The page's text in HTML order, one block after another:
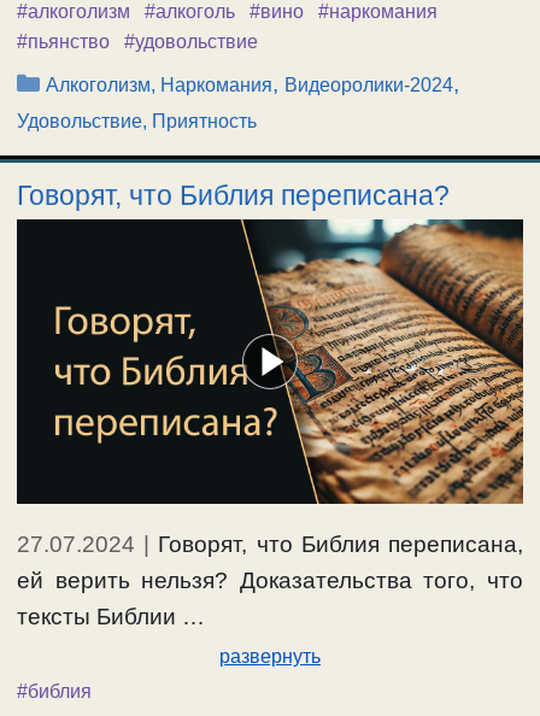
#алкоголизм
#алкоголь #вино
#наркомания
#пьянство
#удовольствие
Рубрики
Алкоголизм, Наркомания, Видеоролики-2024,
Удовольствие, Приятность
Говорят, что Библия переписана?
27.07.2024
Говорят, что Библия переписана,
ей верить нельзя? Доказательства того, что
тексты Библии …
развернуть
#библия